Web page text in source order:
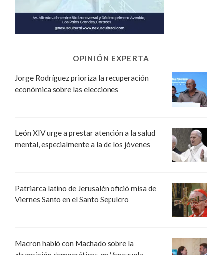
OPINIÓN EXPERTA
Jorge Rodríguez prioriza la recuperación
económica sobre las elecciones
León XIV urge a prestar atención a la salud
mental, especialmente a la de los jóvenes
Patriarca latino de Jerusalén ofició misa de
Viernes Santo en el Santo Sepulcro
Macron habló con Machado sobre la